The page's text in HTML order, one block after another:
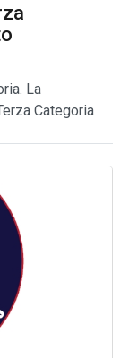
La
Categoria